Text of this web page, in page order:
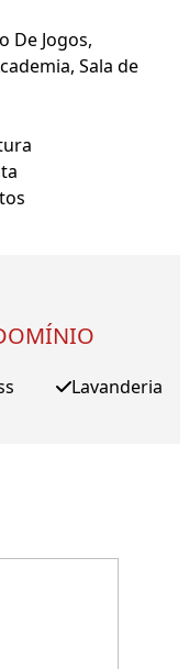
De Jogos,
Sala de
Lavanderia